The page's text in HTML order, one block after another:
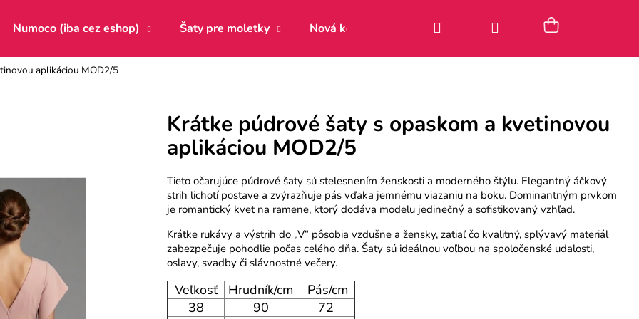
Numoco (iba cez eshop) Šaty pre moletky Nová kolekcia Zľavy Posledné kúsky 9–49 €
PrihlásenieNákupný
aplikáciou MOD2/5
Krátke púdrové šaty s opaskom a kvetinovou
aplikáciou MOD2/5
Tieto očarujúce púdrové šaty sú stelesnením ženskosti a moderného štýlu. Elegantný áčkový
strih lichotí postave a zvýrazňuje pás vďaka jemnému viazaniu na boku. Dominantným prvkom
je romantický kvet na ramene, ktorý dodáva modelu jedinečný a sofistikovaný vzhľad.
Krátke rukávy a výstrih do „V“ pôsobia vzdušne a žensky, zatiaľ čo kvalitný, splývavý materiál
zabezpečuje pohodlie počas celého dňa. Šaty sú ideálnou voľbou na spoločenské udalosti,
oslavy, svadby či slávnostné večery.
Veľkosť Hrudník/cm
Pás/cm
38
90
72
Čo potrebujete nájsť?
HĽADAŤ